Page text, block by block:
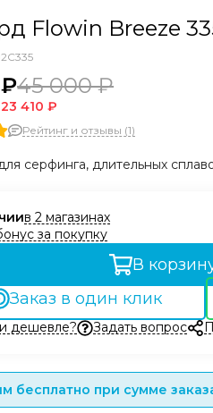
Flowin Breeze
45 000 ₽
23 410 ₽
Рейтинг и отзывы (1)
серфинга, длительных
в 2 магазинах
за покупку
В
Заказ в один клик
дешевле? Задать вопрос
бесплатно при сумме